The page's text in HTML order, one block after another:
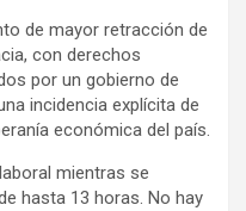
de mayor retracción de
con derechos
por un gobierno de
incidencia explícita de
económica del país.
mientras se
hasta 13 horas. No hay